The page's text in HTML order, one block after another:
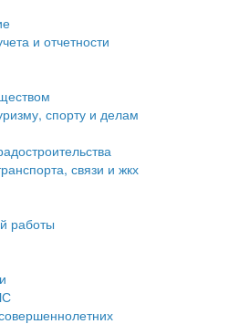
области
муниципального округа
регламентов
ранее учтенных
субъектов малого и
субъектов малого и
и отчетности
спорту и делам
связи и жкх
работы